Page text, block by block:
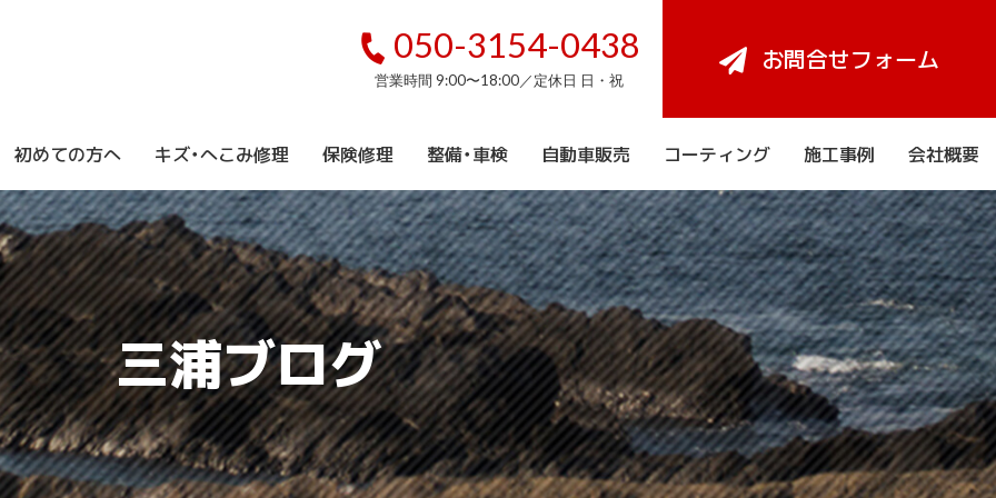
050-3154-0438
営業時間 9:00〜18:00／定休日 日・祝
お問合せフォーム
初めての方へ キズ・へこみ修理 保険修理 整備・車検 自動車販売 コーティング 施工事例 会社概要
三浦ブログ